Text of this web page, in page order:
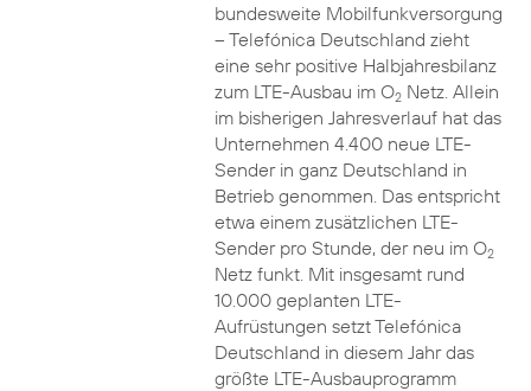
bundesweite Mobilfunkversorgung
– Telefónica Deutschland zieht
eine sehr positive Halbjahresbilanz
zum LTE-Ausbau im O2Netz. Allein
im bisherigen Jahresverlauf hat das
Unternehmen 4.400 neue LTE-
Sender in ganz Deutschland in
Betrieb genommen. Das entspricht
etwa einem zusätzlichen LTE-
Sender pro Stunde, der neu im O2
Netz funkt. Mit insgesamt rund
10.000 geplanten LTE-
Aufrüstungen setzt Telefónica
Deutschland in diesem Jahr das
größte LTE-Ausbauprogramm